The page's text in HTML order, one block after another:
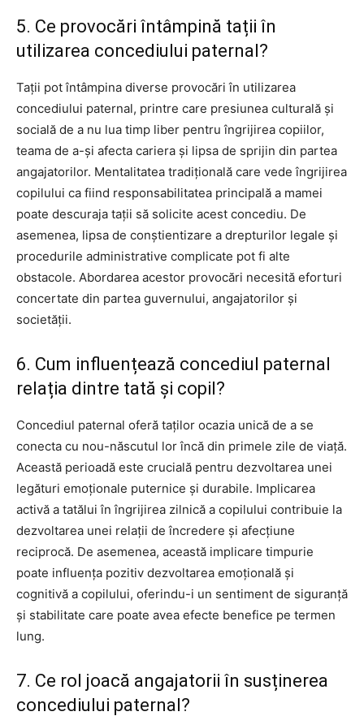
5. Ce provocări întâmpină tații în
utilizarea concediului paternal?
Tații pot întâmpina diverse provocări în utilizarea
concediului paternal, printre care presiunea culturală și
socială de a nu lua timp liber pentru îngrijirea copiilor,
teama de a-și afecta cariera și lipsa de sprijin din partea
angajatorilor. Mentalitatea tradițională care vede îngrijirea
copilului ca fiind responsabilitatea principală a mamei
poate descuraja tații să solicite acest concediu. De
asemenea, lipsa de conștientizare a drepturilor legale și
procedurile administrative complicate pot fi alte
obstacole. Abordarea acestor provocări necesită eforturi
concertate din partea guvernului, angajatorilor și
societății.
6. Cum influențează concediul paternal
relația dintre tată și copil?
Concediul paternal oferă taților ocazia unică de a se
conecta cu nou-născutul lor încă din primele zile de viață.
Această perioadă este crucială pentru dezvoltarea unei
legături emoționale puternice și durabile. Implicarea
activă a tatălui în îngrijirea zilnică a copilului contribuie la
dezvoltarea unei relații de încredere și afecțiune
reciprocă. De asemenea, această implicare timpurie
poate influența pozitiv dezvoltarea emoțională și
cognitivă a copilului, oferindu-i un sentiment de siguranță
și stabilitate care poate avea efecte benefice pe termen
lung.
7. Ce rol joacă angajatorii în susținerea
concediului paternal?